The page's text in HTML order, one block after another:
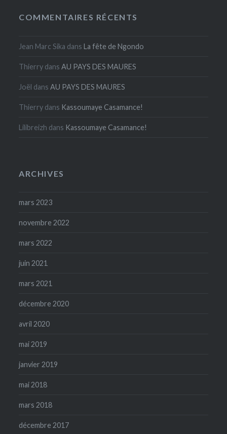
COMMENTAIRES RÉCENTS
Jean Marc Sika dansLa fête de Ngondo
Thierry dansAU PAYS DES MAURES
Joël dansAU PAYS DES MAURES
Thierry dans Kassoumaye Casamance!
Lilibreizh dans Kassoumaye Casamance!
ARCHIVES
mars 2023
novembre 2022
mars 2022
juin 2021
mars 2021
décembre 2020
avril 2020
mai 2019
janvier 2019
mai 2018
mars 2018
décembre 2017